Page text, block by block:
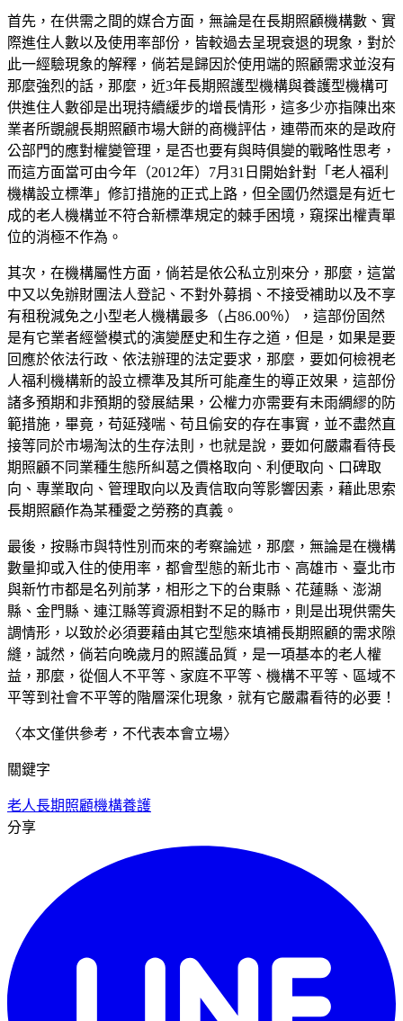
首先，在供需之間的媒合方面，無論是在長期照顧機構數、實
際進住人數以及使用率部份，皆較過去呈現衰退的現象，對於
此一經驗現象的解釋，倘若是歸因於使用端的照顧需求並沒有
那麼強烈的話，那麼， 近3年長期照護型機構與養護型機構可
供進住人數卻是出現持續緩步的增長情形 ，這多少亦指陳出來
業者所覬覦長期照顧市場大餅的商機評估，連帶而來的是政府
公部門的應對權變管理，是否也要有與時俱變的戰略性思考，
而這方面當可由今年（2012年）7月31日開始針對「老人福利
機構設立標準」修訂措施的正式上路，但全國仍然還是有近七
成的老人機構並不符合新標準規定的棘手困境，窺探出權責單
位的消極不作為。
其次，在機構屬性方面，倘若是依公私立別來分，那麼，這當
中又以免辦財團法人登記、不對外募捐、不接受補助以及不享
有租稅減免之小型老人機構最多（占86.00％），這部份固然
是有它業者經營模式的演變歷史和生存之道，但是，如果是要
回應於依法行政、依法辦理的法定要求，那麼，要如何檢視老
人福利機構新的設立標準及其所可能產生的導正效果，這部份
諸多預期和非預期的發展結果，公權力亦需要有未雨綢繆的防
範措施，畢竟，苟延殘喘、苟且偷安的存在事實，並不盡然直
接等同於市場淘汰的生存法則，也就是說，要如何嚴肅看待長
期照顧不同業種生態所糾葛之價格取向、利便取向、口碑取
向、專業取向、管理取向以及責信取向等影響因素，藉此思索
長期照顧作為某種愛之勞務的真義。
最後，按縣市與特性別而來的考察論述，那麼，無論是在機構
數量抑或入住的使用率，都會型態的新北市、高雄市、臺北市
與新竹市都是名列前茅，相形之下的台東縣、花蓮縣、澎湖
縣、金門縣、連江縣等資源相對不足的縣市，則是出現供需失
調情形，以致於必須要藉由其它型態來填補長期照顧的需求隙
縫，誠然，倘若向晚歲月的照護品質，是一項基本的老人權
益，那麼，從個人不平等、家庭不平等、機構不平等、區域不
平等到社會不平等的階層深化現象，就有它嚴肅看待的必要！
〈本文僅供參考，不代表本會立場〉
關鍵字
老人長期照顧機構養護
分享